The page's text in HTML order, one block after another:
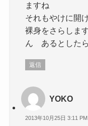
ますね
それもやけに開
裸身をさらしま
ん あるとした
返信
YOKO
2013年10月25日 3:11 PM